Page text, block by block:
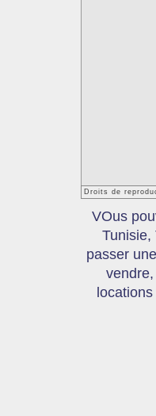
Droits de
VOus
Tunisie,
passer